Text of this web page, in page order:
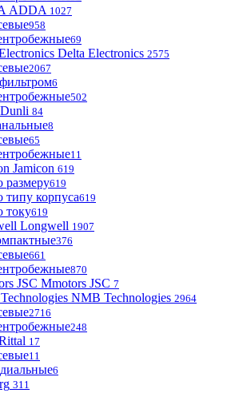
ADDA 1027
958
69
Delta Electronics 2575
2067
6
502
Dunli 84
8
65
11
Jamicon 619
размеру619
типу корпуса619
току619
Longwell 1907
376
661
870
Mmotors JSC 7
NMB Technologies 2964
2716
248
17
11
6
311